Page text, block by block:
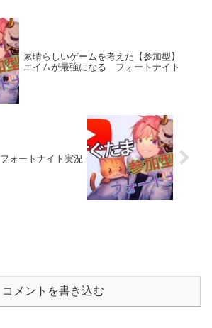
素晴らしいゲームを考えた【参加型】
エイムが最強になる フォートナイト
フォートナイト実況
コメントを書き込む